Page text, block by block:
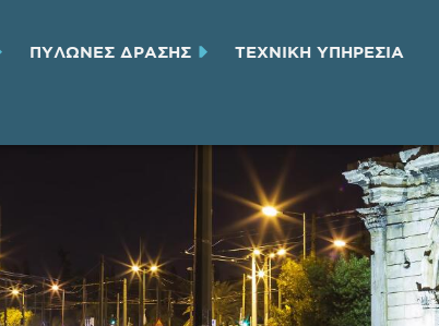
ΠΥΛΩΝΕΣ ΔΡΑΣΗΣ ΤΕΧΝΙΚH ΥΠΗΡΕΣΙA